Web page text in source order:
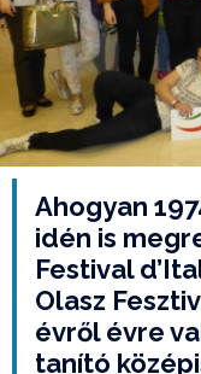
Ahogyan
idén is
Festival
Olasz
évről évre
tanító